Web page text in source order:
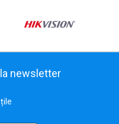
newsletter